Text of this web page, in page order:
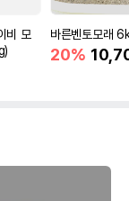
비 모
바른벤토모래
20%